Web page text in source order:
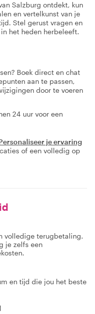
Salzburg ontdekt, kun
en vertelkunst van je
Stel gerust vragen en
het heden herbeleeft.
Boek direct en chat
aan te passen,
door te voeren
24 uur voor een
je ervaring
of een volledig op
volledige terugbetaling.
je zelfs een
en tijd die jou het beste